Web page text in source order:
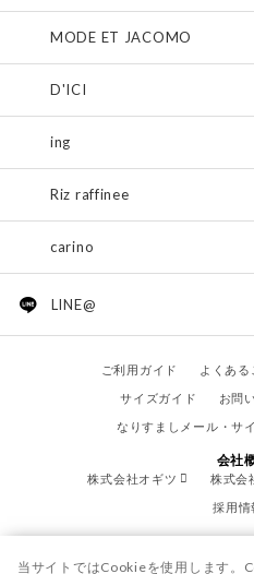
MODE ET JACOMO
D'ICI
ing
Riz raffinee
carino
LINE@
ご利用ガイド よくある
サイズガイド
お問
なりすましメール・サ
会社
株式会社オギツ
株式会
採用情
当サイトではCookieを使用します。